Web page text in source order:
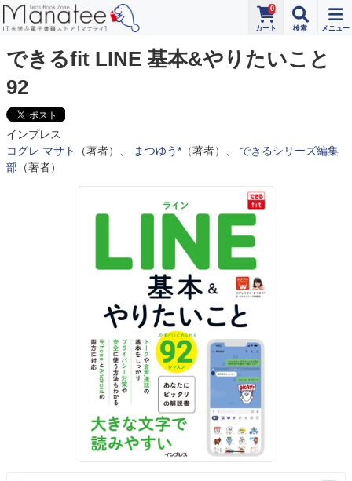
0
できるfit LINE 基本&やりたいこと
92
インプレス
コグレ マサト
（著者）、 まつゆう* （著者）、 できるシリーズ編集
部 （著者）